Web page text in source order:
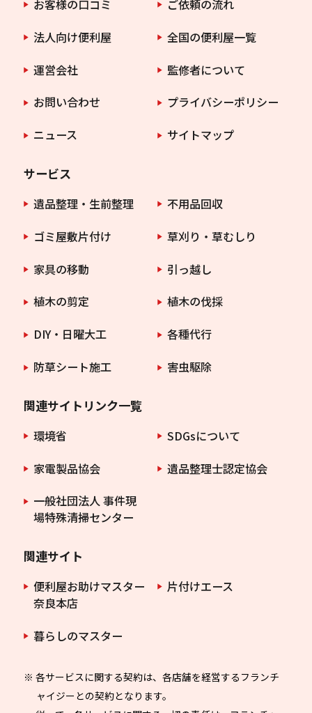
お客様の口コミ
ご依頼の流れ
法人向け便利屋
全国の便利屋一覧
運営会社
監修者について
お問い合わせ
プライバシーポリシー
ニュース
サイトマップ
サービス
遺品整理・生前整理
不用品回収
ゴミ屋敷片付け
草刈り・草むしり
家具の移動
引っ越し
植木の剪定
植木の伐採
DIY・日曜大工
各種代行
防草シート施工
害虫駆除
関連サイトリンク一覧
環境省
SDGsについて
家電製品協会
遺品整理士認定協会
一般社団法人 事件現
場特殊清掃センター
関連サイト
便利屋お助けマスター
奈良本店
片付けエース
暮らしのマスター
※ 各サービスに関する契約は、各店舗を経営するフランチ
ャイジーとの契約となります。